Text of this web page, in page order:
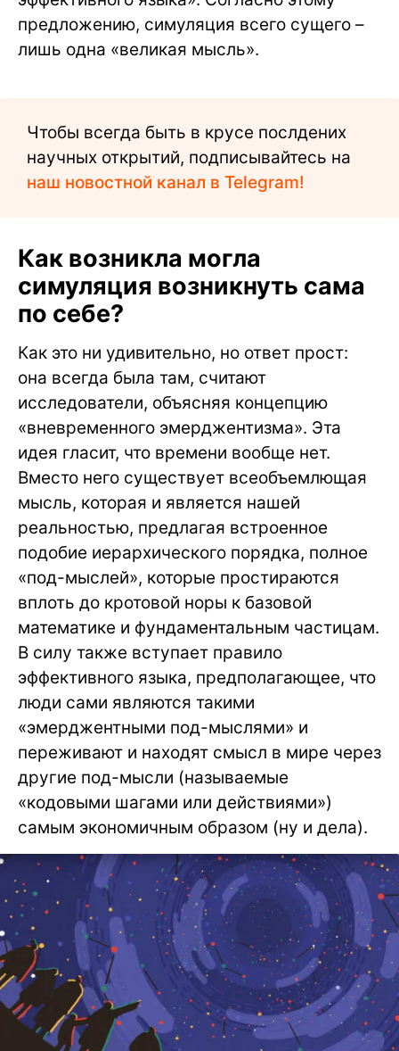
предложению, симуляция всего сущего –
лишь одна «великая мысль».
Чтобы всегда быть в крусе послдених
научных открытий, подписывайтесь на
наш новостной канал в Telegram!
Как возникла могла
симуляция возникнуть сама
по себе?
Как это ни удивительно, но ответ прост:
она всегда была там, считают
исследователи, объясняя концепцию
«вневременного эмерджентизма». Эта
идея гласит, что времени вообще нет.
Вместо него существует всеобъемлющая
мысль, которая и является нашей
реальностью, предлагая встроенное
подобие иерархического порядка, полное
«под-мыслей», которые простираются
вплоть до кротовой норы к базовой
математике и фундаментальным частицам.
В силу также вступает правило
эффективного языка, предполагающее, что
люди сами являются такими
«эмерджентными под-мыслями» и
переживают и находят смысл в мире через
другие под-мысли (называемые
«кодовыми шагами или действиями»)
самым экономичным образом (ну и дела).